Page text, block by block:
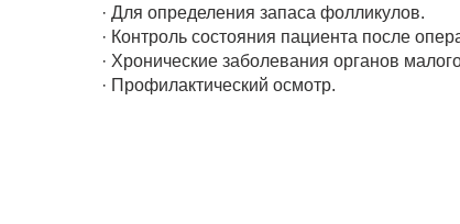
· Для определения запаса фолликулов.
· Контроль состояния пациента после
· Хронические заболевания органов
· Профилактический осмотр.